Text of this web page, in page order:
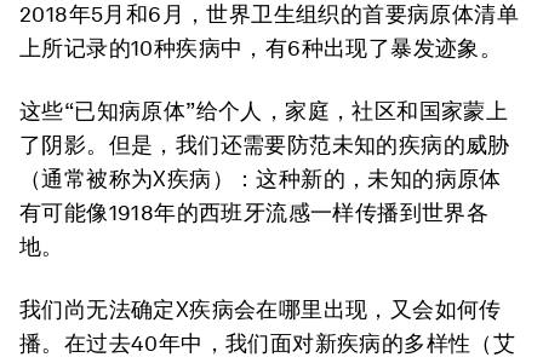
2018年5月和6月，世界卫生组织的首要病原体清单
上所记录的10种疾病中，有6种出现了暴发迹象。
这些“已知病原体”给个人，家庭，社区和国家蒙上
了阴影。但是，我们还需要防范未知的疾病的威胁
（通常被称为X疾病）：这种新的，未知的病原体
有可能像1918年的西班牙流感一样传播到世界各
地。
我们尚无法确定X疾病会在哪里出现，又会如何传
播。在过去40年中，我们面对新疾病的多样性（艾